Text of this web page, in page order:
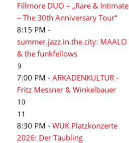
Fillmore DUO – „Rare & Intimate
– The 30th Anniversary Tour“
8:15 PM -
summer.jazz.in.the.city: MAALO
& the funkfellows
9
7:00 PM - ARKADENKULTUR -
Fritz Messner & Winkelbauer
10
11
8:30 PM - WUK Platzkonzerte
2026: Der Täubling